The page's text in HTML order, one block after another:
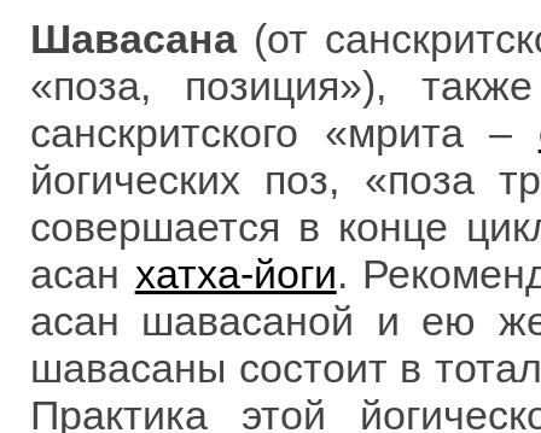
Шавасана(от
«поза, позиция»),
санскритского «мрита –
йогических поз, «поза
совершается в конце
асан хатха-йоги.
асан шавасаной и ею
шавасаны состоит в
Практика этой